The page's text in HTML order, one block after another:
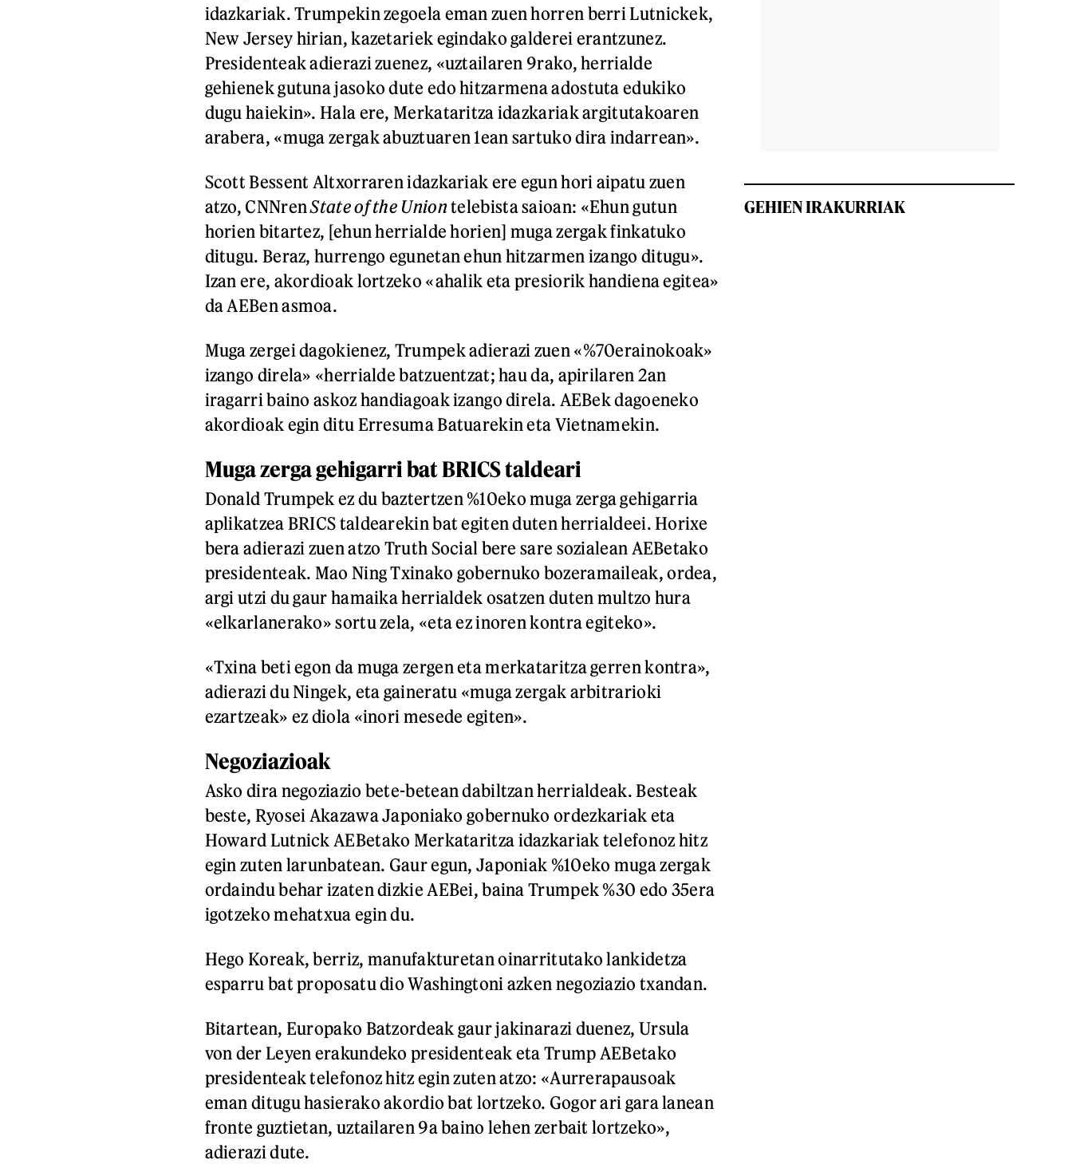
idazkariak. Trumpekin zegoela eman zuen horren berri Lutnickek,
New Jersey hirian, kazetariek egindako galderei erantzunez.
Presidenteak adierazi zuenez, «uztailaren 9rako, herrialde
gehienek gutuna jasoko dute edo hitzarmena adostuta edukiko
dugu haiekin». Hala ere, Merkataritza idazkariak argitutakoaren
arabera, «muga zergak abuztuaren 1ean sartuko dira indarrean».
Scott Bessent Altxorraren idazkariak ere egun hori aipatu zuen
atzo, CNNrenState of the Uniontelebista saioan: «Ehun gutun
horien bitartez, [ehun herrialde horien] muga zergak finkatuko
ditugu. Beraz, hurrengo egunetan ehun hitzarmen izango ditugu».
Izan ere, akordioak lortzeko «ahalik eta presiorik handiena egitea»
da AEBen asmoa.
Muga zergei dagokienez, Trumpek adierazi zuen «%70erainokoak»
izango direla» «herrialde batzuentzat; hau da, apirilaren 2an
iragarri baino askoz handiagoak izango direla. AEBek dagoeneko
akordioak egin ditu Erresuma Batuarekin eta Vietnamekin.
Muga zerga gehigarri bat BRICS taldeari
Donald Trumpek ez du baztertzen %10eko muga zerga gehigarria
aplikatzea BRICS taldearekin bat egiten duten herrialdeei. Horixe
bera adierazi zuen atzo Truth Social bere sare sozialean AEBetako
presidenteak. Mao Ning Txinako gobernuko bozeramaileak, ordea,
argi utzi du gaur hamaika herrialdek osatzen duten multzo hura
«elkarlanerako» sortu zela, «eta ez inoren kontra egiteko».
«Txina beti egon da muga zergen eta merkataritza gerren kontra»,
adierazi du Ningek, eta gaineratu «muga zergak arbitrarioki
ezartzeak» ez diola «inori mesede egiten».
Negoziazioak
Asko dira negoziazio bete-betean dabiltzan herrialdeak. Besteak
beste, Ryosei Akazawa Japoniako gobernuko ordezkariak eta
Howard Lutnick AEBetako Merkataritza idazkariak telefonoz hitz
egin zuten larunbatean. Gaur egun, Japoniak %10eko muga zergak
ordaindu behar izaten dizkie AEBei, baina Trumpek %30 edo 35era
igotzeko mehatxua egin du.
Hego Koreak, berriz, manufakturetan oinarritutako lankidetza
esparru bat proposatu dio Washingtoni azken negoziazio txandan.
Bitartean, Europako Batzordeak gaur jakinarazi duenez, Ursula
von der Leyen erakundeko presidenteak eta Trump AEBetako
presidenteak telefonoz hitz egin zuten atzo: «Aurrerapausoak
eman ditugu hasierako akordio bat lortzeko. Gogor ari gara lanean
fronte guztietan, uztailaren 9a baino lehen zerbait lortzeko»,
adierazi dute.
GEHIEN IRAKURRIAK